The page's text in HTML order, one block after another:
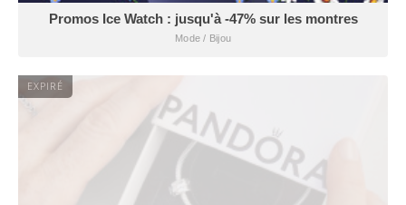
Promos Ice Watch : jusqu'à -47% sur les montres
Mode / Bijou
EXPIRÉ